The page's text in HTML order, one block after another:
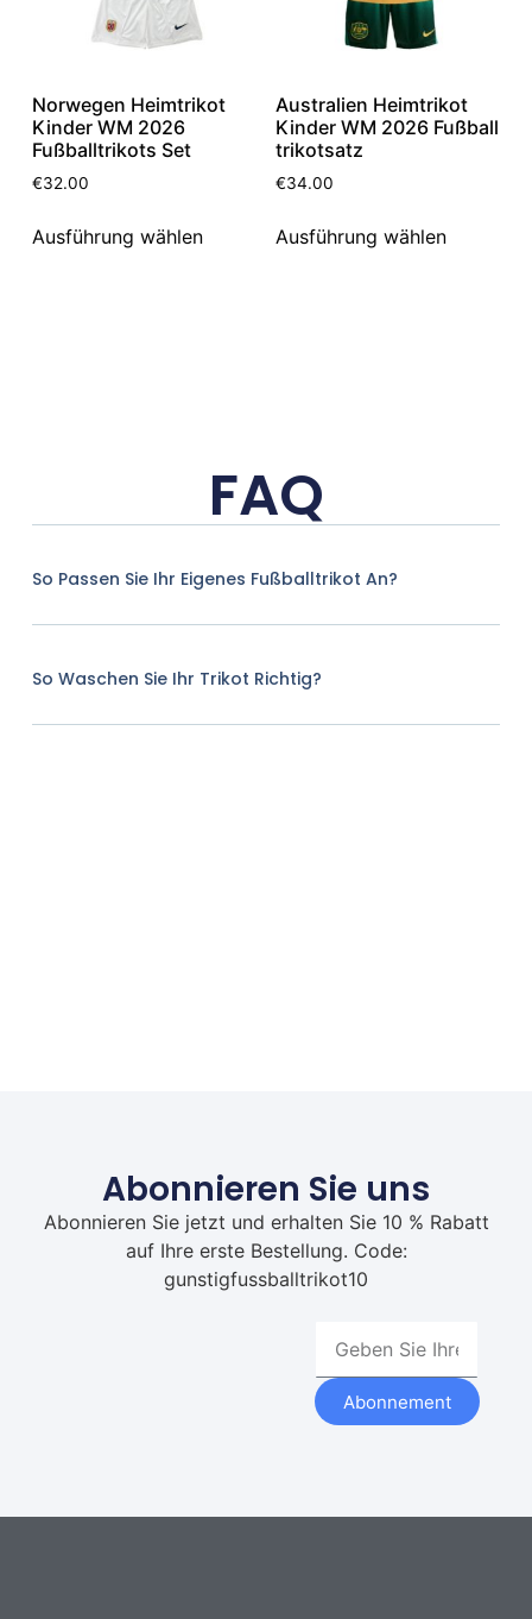
Norwegen Heimtrikot
Kinder WM 2026
Fußballtrikots Set
€32.00
Ausführung wählen
Australien Heimtrikot
Kinder WM 2026 Fußball
trikotsatz
€34.00
Ausführung wählen
FAQ
So Passen Sie Ihr Eigenes Fußballtrikot An?
So Waschen Sie Ihr Trikot Richtig?
Abonnieren Sie uns
Abonnieren Sie jetzt und erhalten Sie 10 % Rabatt
auf Ihre erste Bestellung. Code:
gunstigfussballtrikot10
Abonnement